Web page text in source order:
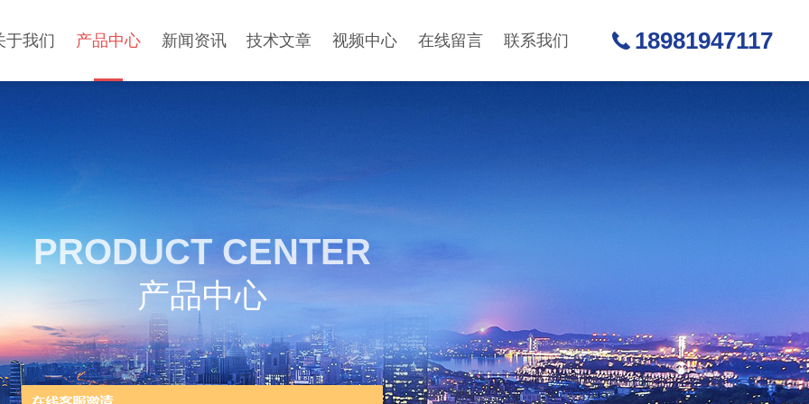
于我们 产品中心 新闻资讯 技术文章 视频中心 在线留言 联系我们 18981947117
PRODUCT CENTER
产品中心